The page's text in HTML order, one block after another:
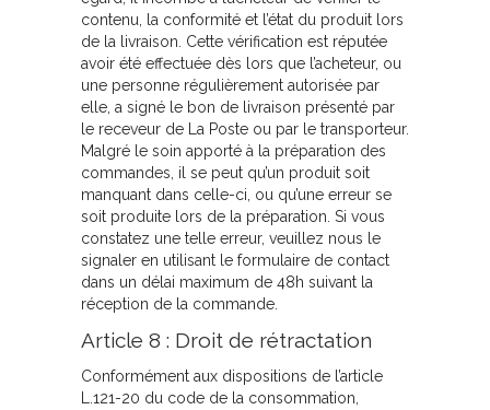
contenu, la conformité et l’état du produit lors
de la livraison. Cette vérification est réputée
avoir été effectuée dès lors que l’acheteur, ou
une personne régulièrement autorisée par
elle, a signé le bon de livraison présenté par
le receveur de La Poste ou par le transporteur.
Malgré le soin apporté à la préparation des
commandes, il se peut qu’un produit soit
manquant dans celle-ci, ou qu’une erreur se
soit produite lors de la préparation. Si vous
constatez une telle erreur, veuillez nous le
signaler en utilisant le formulaire de contact
dans un délai maximum de 48h suivant la
réception de la commande.
Article 8 : Droit de rétractation
Conformément aux dispositions de l’article
L.121-20 du code de la consommation,